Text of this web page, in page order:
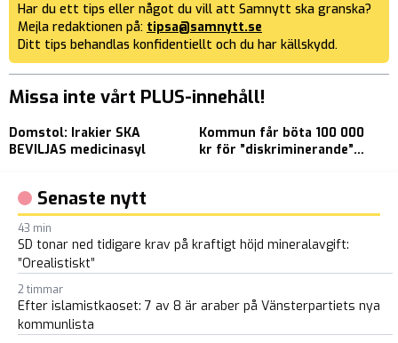
Har du ett tips eller något du vill att Samnytt ska granska?
Mejla redaktionen på: tipsa@samnytt.se
Ditt tips behandlas konfidentiellt och du har källskydd.
Missa inte vårt PLUS-innehåll!
Domstol: Irakier SKA
BEVILJAS medicinasyl
Kommun får böta 100 000
kr för ”diskriminerande”
Senaste nytt
43 min
SD tonar ned tidigare krav på kraftigt höjd mineralavgift:
”Orealistiskt”
2 timmar
Efter islamistkaoset: 7 av 8 är araber på Vänsterpartiets nya
kommunlista